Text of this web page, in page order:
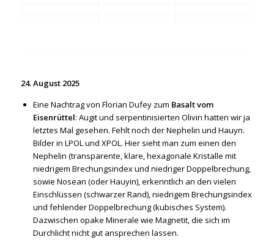
24. August 2025
Eine Nachtrag von Florian Dufey zum Basalt vom
Eisenrüttel: Augit und serpentinisierten Olivin hatten wir ja
letztes Mal gesehen. Fehlt noch der Nephelin und Hauyn.
Bilder in LPOL und XPOL. Hier sieht man zum einen den
Nephelin (transparente, klare, hexagonale Kristalle mit
niedrigem Brechungsindex und niedriger Doppelbrechung,
sowie Nosean (oder Hauyin), erkenntlich an den vielen
Einschlüssen (schwarzer Rand), niedrigem Brechungsindex
und fehlender Doppelbrechung (kubisches System).
Dazwischen opake Minerale wie Magnetit, die sich im
Durchlicht nicht gut ansprechen lassen.